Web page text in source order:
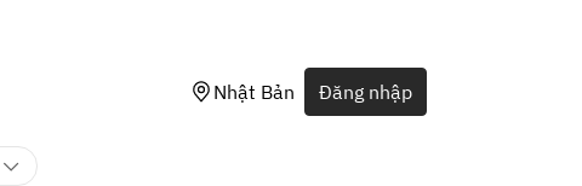
Nhật Bản Đăng nhập